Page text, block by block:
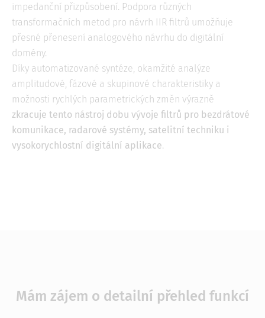
impedanční přizpůsobení. Podpora různých
transformačních metod pro návrh IIR filtrů umožňuje
přesné přenesení analogového návrhu do digitální
domény.
Díky automatizované syntéze, okamžité analýze
amplitudové, fázové a skupinové charakteristiky a
možnosti rychlých parametrických změn výrazně
zkracuje tento nástroj dobu vývoje filtrů pro bezdrátové
komunikace, radarové systémy, satelitní techniku i
vysokorychlostní digitální aplikace.
Mám zájem o detailní přehled funkcí